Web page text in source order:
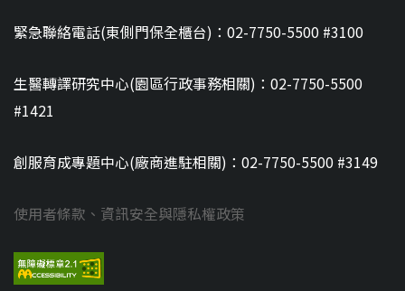
緊急聯絡電話(東側門保全櫃台)：02-7750-5500 #3100
生醫轉譯研究中心(園區行政事務相關)：02-7750-5500
#1421
創服育成專題中心(廠商進駐相關)：02-7750-5500 #3149
使用者條款、資訊安全與隱私權政策